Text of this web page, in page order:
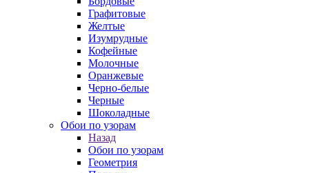
Графитовые
Желтые
Изумрудные
Кофейные
Молочные
Оранжевые
Черно-белые
Черные
Шоколадные
Обои по узорам
Назад
Обои по узорам
Геометрия